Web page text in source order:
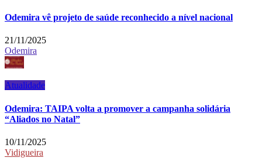
Odemira vê projeto de saúde reconhecido a nível nacional
21/11/2025
Odemira
Atualidade
Odemira: TAIPA volta a promover a campanha solidária
“Aliados no Natal”
10/11/2025
Vidigueira